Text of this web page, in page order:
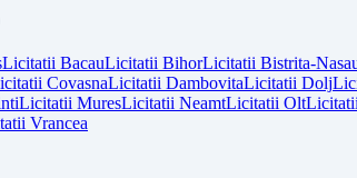
Licitatii BacauLicitatii BihorLicitatii Bistrita-
CovasnaLicitatii DambovitaLicitatii Dolj
Licitatii MuresLicitatii NeamtLicitatii Olt
Vrancea